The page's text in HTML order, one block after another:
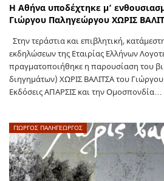
Η Αθήνα υποδέχτηκε μ’
Γιώργου Παληγεώργου ΧΩΡΙΣ
Στην τεράστια και επιβλητική,
εκδηλώσεων της Εταιρίας Ελλήνων
πραγματοποιήθηκε η παρουσίαση του
διηγημάτων) ΧΩΡΙΣ ΒΑΛΙΤΣΑ του
Εκδόσεις ΑΠΑΡΣΙΣ και την Ομοσπονδία…
ΓΙΩΡΓΟΣ ΠΑΛΗΓΕΏΡΓΟΣ